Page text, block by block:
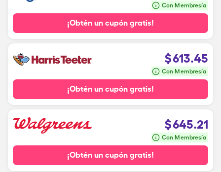
Con Membresía
¡Obtén un cupón gratis!
$613.45
Con Membresía
¡Obtén un cupón gratis!
$645.21
Con Membresía
¡Obtén un cupón gratis!